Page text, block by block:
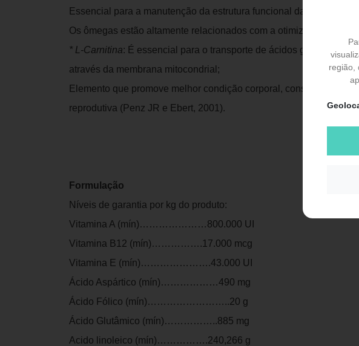
região,
Essencial para a manutenção da estrutura funcional da membrana
Os ômegas estão altamente relacionados com a otimização da
* L-Carnitina: É essencial para o transporte de ácidos graxos de
através da membrana mitocondrial;
Elemento que promove melhor condição corporal,
reprodutiva (Penz JR e Ebert, 2001).
Formulação
Níveis de garantia por kg do produto:
Vitamina A (mín)…………………800.000 UI
Vitamina B12 (mín)…………….17.000 mcg
Vitamina E (mín)………………….43.000 UI
Ácido Aspártico (mín)………………490 mg
Ácido Fólico (mín)……………………..20 g
Ácido Glutâmico (mín)……………..885 mg
Acido linoleico (mín)…………….240,266 g